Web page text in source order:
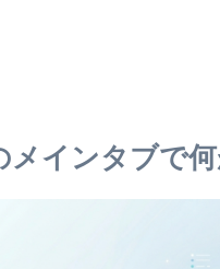
インタブで